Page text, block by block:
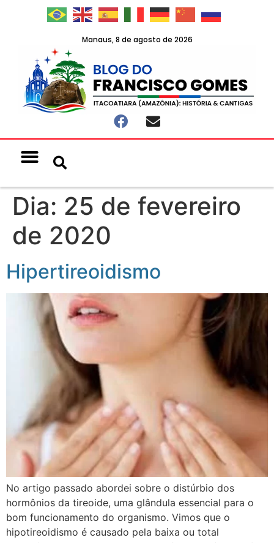
Manaus, 8 de agosto de 2026
Dia: 25 de fevereiro
de 2020
Hipertireoidismo
No artigo passado abordei sobre o distúrbio dos
hormônios da tireoide, uma glândula essencial para o
bom funcionamento do organismo. Vimos que o
hipotireoidismo é causado pela baixa ou total